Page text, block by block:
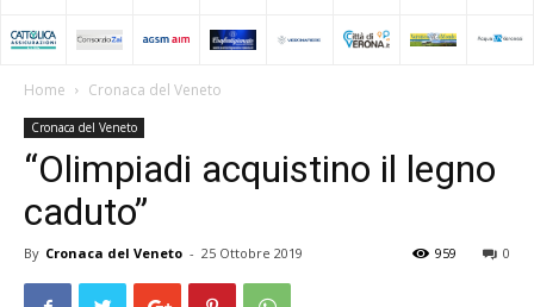
del
Home Cronaca del Veneto
Cronaca del Veneto
“Olimpiadi acquistino il legno
caduto”
By Cronaca del Veneto - 25 Ottobre 2019 0
959